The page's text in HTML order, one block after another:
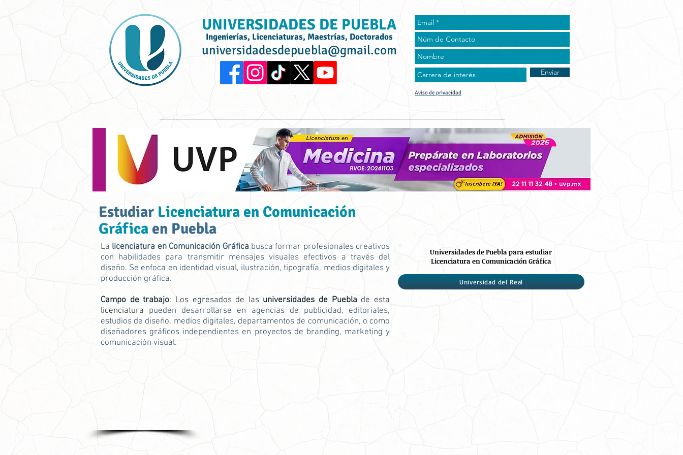
UNIVERSIDADES DE PUEBLA
Ingenierías, Licenciaturas, Maestrías, Doctorados
universidadesdepuebla@gmail.com
Enviar
Aviso de privacidad
Estudiar Licenciatura en Comunicación
Gráficaen Puebla
La licenciatura en Comunicación Gráfica busca formar profesionales creativos
con habilidades para transmitir mensajes visuales efectivos a través del
diseño. Se enfoca en identidad visual, ilustración, tipografía, medios digitales y
producción gráfica.
Campo de trabajo: Los egresados de las universidades de Puebla de esta
licenciatura pueden desarrollarse en agencias de publicidad, editoriales,
estudios de diseño, medios digitales, departamentos de comunicación, o como
diseñadores gráficos independientes en proyectos de branding, marketing y
comunicación visual.
Universidades de Puebla para estudiar
Licenciatura en Comunicación Gráfica
Universidad del Real